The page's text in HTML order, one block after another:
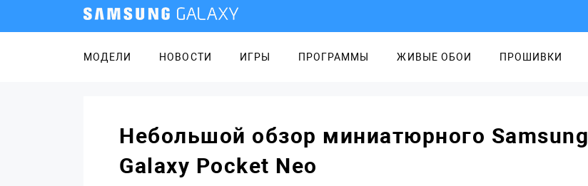
МОДЕЛИ НОВОСТИ ИГРЫ ПРОГРАММЫ ЖИВЫЕ ОБОИ ПРОШИВКИ
Небольшой обзор миниатюрного Samsung
Galaxy Pocket Neo